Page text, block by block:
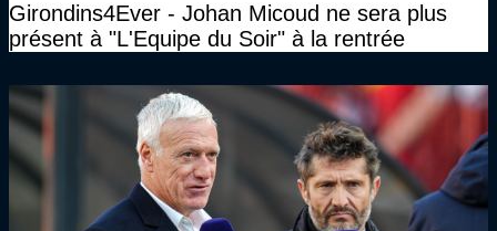
Girondins4Ever - Johan Micoud ne sera plus
présent à "L'Equipe du Soir" à la rentrée